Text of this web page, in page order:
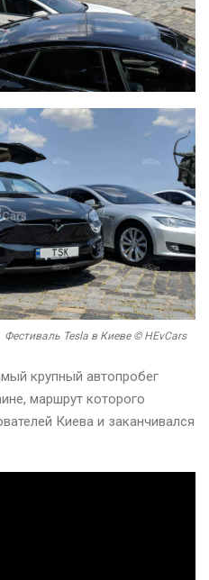
Фестиваль Tesla в Киеве © HEvCars
крупный автопробег
маршрут которого
Киева и заканчивался